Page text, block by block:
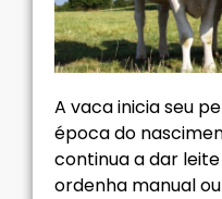
A vaca inicia seu
época do
continua a dar
ordenha manual